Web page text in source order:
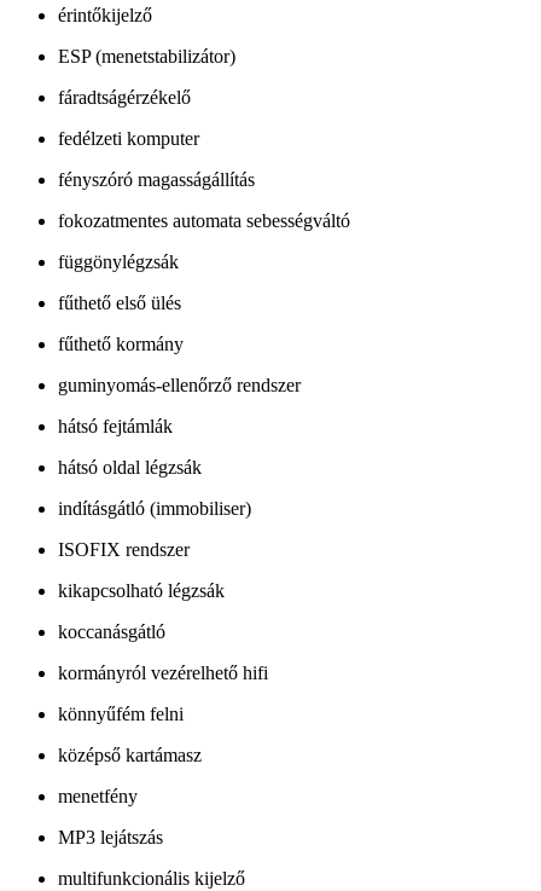
érintőkijelző
ESP (menetstabilizátor)
fáradtságérzékelő
fedélzeti komputer
fényszóró magasságállítás
fokozatmentes automata sebességváltó
függönylégzsák
fűthető első ülés
fűthető kormány
guminyomás-ellenőrző rendszer
hátsó fejtámlák
hátsó oldal légzsák
indításgátló (immobiliser)
ISOFIX rendszer
kikapcsolható légzsák
koccanásgátló
kormányról vezérelhető hifi
könnyűfém felni
középső kartámasz
menetfény
MP3 lejátszás
multifunkcionális kijelző